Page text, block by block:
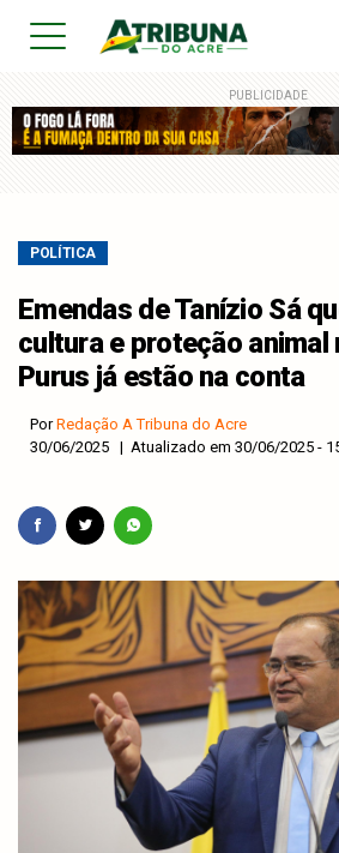
PUBLICIDADE
POLÍTICA
Emendas de Tanízio Sá
cultura e proteção animal
Purus já estão na conta
PorRedação A Tribuna do Acre
30/06/2025 | Atualizado em 30/06/2025 -